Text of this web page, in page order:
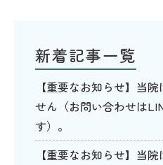
新着記事一覧
【重要なお知らせ】当
せん（お問い合わせは
す）。
【重要なお知らせ】当